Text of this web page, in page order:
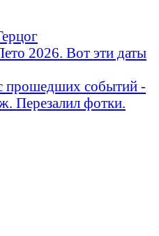
2026. Вот эти даты
прошедших событий -
Перезалил фотки.